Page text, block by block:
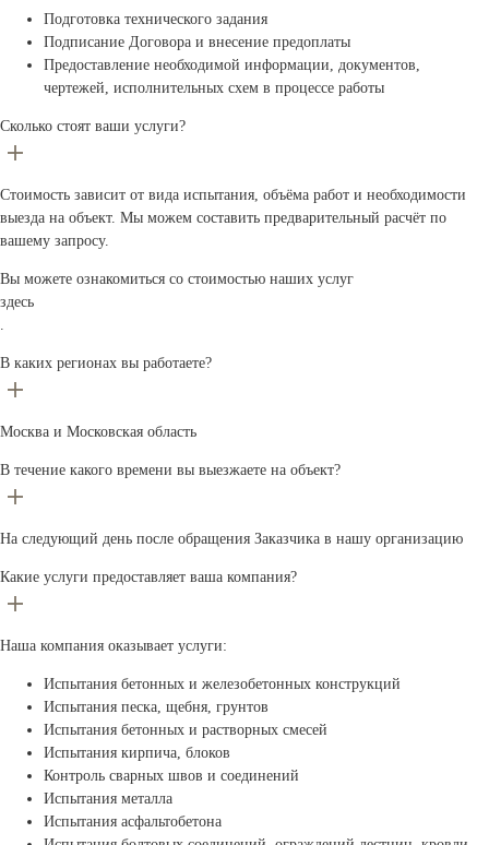
Подготовка технического задания
Подписание Договора и внесение предоплаты
Предоставление необходимой информации, документов,
чертежей, исполнительных схем в процессе работы
Сколько стоят ваши услуги?
Стоимость зависит от вида испытания, объёма работ и необходимости
выезда на объект. Мы можем составить предварительный расчёт по
вашему запросу.
Вы можете ознакомиться со стоимостью наших услуг
здесь
.
В каких регионах вы работаете?
Москва и Московская область
В течение какого времени вы выезжаете на объект?
На следующий день после обращения Заказчика в нашу организацию
Какие услуги предоставляет ваша компания?
Наша компания оказывает услуги:
Испытания бетонных и железобетонных конструкций
Испытания песка, щебня, грунтов
Испытания бетонных и растворных смесей
Испытания кирпича, блоков
Контроль сварных швов и соединений
Испытания металла
Испытания асфальтобетона